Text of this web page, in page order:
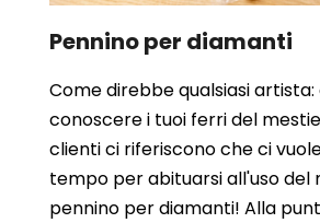
Pennino per diamanti
Come direbbe qualsiasi artista:
conoscere i tuoi ferri del
clienti ci riferiscono che ci
tempo per abituarsi all'uso del
pennino per diamanti! Alla